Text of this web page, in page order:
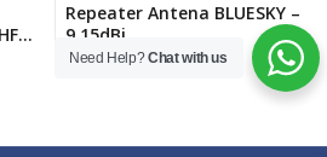
Repeater Antena BLUESKY –
9,15dBi
Need Help?Chat with us